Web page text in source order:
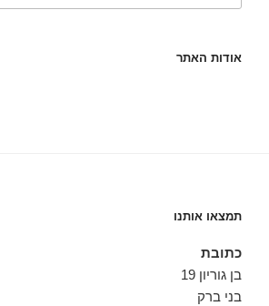
אודות האתר
תמצאו אותנו
כתובת
בן גוריון 19
בני ברק